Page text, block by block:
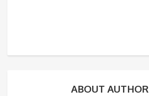
ABOUT AUTHOR